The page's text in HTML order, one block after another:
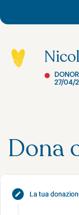
27/04/
Dona